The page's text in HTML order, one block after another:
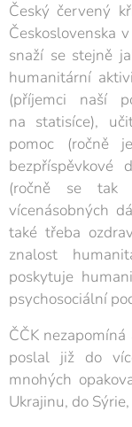
Český červený
Československa
snaží se stejně
humanitární
(příjemci naší
na statisíce),
pomoc (ročně
bezpříspěvkové
(ročně se tak
vícenásobných
také třeba
znalost
poskytuje
psychosociální
ČČK
poslal již do
mnohých
Ukrajinu, do